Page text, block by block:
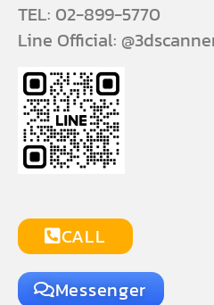
TEL: 02-899-5770
Line Official:
CALL
Messenger